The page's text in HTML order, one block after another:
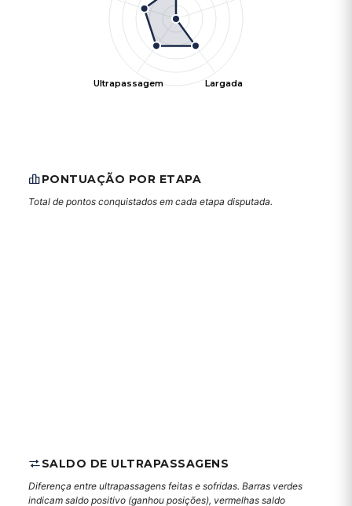
Largada
Ultrapassagem
PONTUAÇÃO POR ETAPA
Total de pontos conquistados em cada etapa disputada.
SALDO DE ULTRAPASSAGENS
Diferença entre ultrapassagens feitas e sofridas. Barras verdes
indicam saldo positivo (ganhou posições), vermelhas saldo